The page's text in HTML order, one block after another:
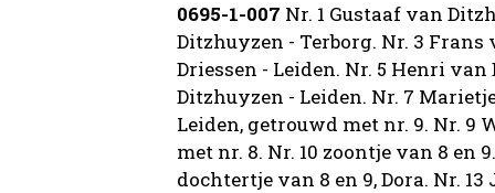
0695-1-007 Nr. 1 Gustaaf van
Ditzhuyzen - Terborg. Nr. 3
Driessen - Leiden. Nr. 5 Henri
Ditzhuyzen - Leiden. Nr. 7
Leiden, getrouwd met nr. 9. Nr.
met nr. 8. Nr. 10 zoontje van 8 en
dochtertje van 8 en 9, Dora. Nr.